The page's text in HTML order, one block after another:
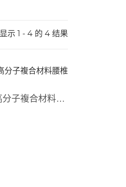
显示 1 - 4 的 4 结果
艾斯普 X'Plo 高分子複合材料腰椎融合器